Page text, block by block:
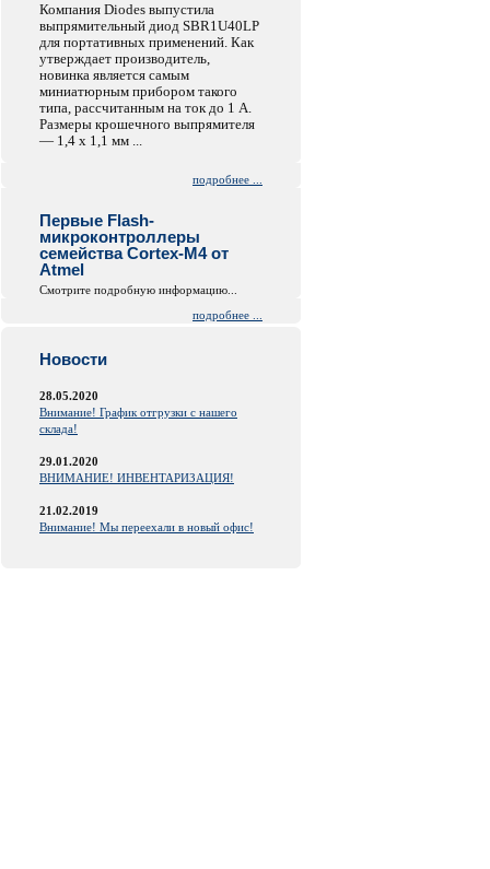
Компания Diodes выпустила
выпрямительный диод SBR1U40LP
для портативных применений. Как
утверждает производитель,
новинка является самым
миниатюрным прибором такого
типа, рассчитанным на ток до 1 А.
Размеры крошечного выпрямителя
— 1,4 x 1,1 мм ...
подробнее ...
Первые Flash-
микроконтроллеры
семейства Cortex-M4 от
Atmel
Смотрите подробную информацию...
подробнее ...
Новости
28.05.2020
Внимание! График отгрузки с нашего
склада!
29.01.2020
ВНИМАНИЕ! ИНВЕНТАРИЗАЦИЯ!
21.02.2019
Внимание! Мы переехали в новый офис!